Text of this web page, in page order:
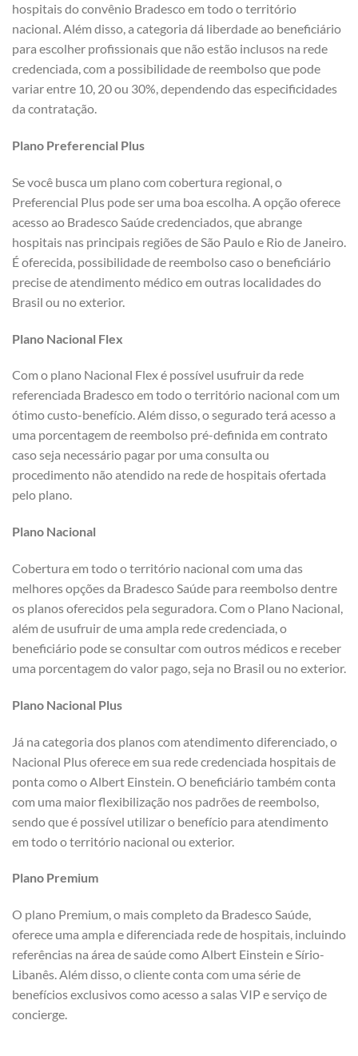
hospitais do convênio Bradesco em todo o território
nacional. Além disso, a categoria dá liberdade ao beneficiário
para escolher profissionais que não estão inclusos na rede
credenciada, com a possibilidade de reembolso que pode
variar entre 10, 20 ou 30%, dependendo das especificidades
da contratação.
Plano Preferencial Plus
Se você busca um plano com cobertura regional, o
Preferencial Plus pode ser uma boa escolha. A opção oferece
acesso ao Bradesco Saúde credenciados, que abrange
hospitais nas principais regiões de São Paulo e Rio de Janeiro.
É oferecida, possibilidade de reembolso caso o beneficiário
precise de atendimento médico em outras localidades do
Brasil ou no exterior.
Plano Nacional Flex
Com o plano Nacional Flex é possível usufruir da rede
referenciada Bradesco em todo o território nacional com um
ótimo custo-benefício. Além disso, o segurado terá acesso a
uma porcentagem de reembolso pré-definida em contrato
caso seja necessário pagar por uma consulta ou
procedimento não atendido na rede de hospitais ofertada
pelo plano.
Plano Nacional
Cobertura em todo o território nacional com uma das
melhores opções da Bradesco Saúde para reembolso dentre
os planos oferecidos pela seguradora. Com o Plano Nacional,
além de usufruir de uma ampla rede credenciada, o
beneficiário pode se consultar com outros médicos e receber
uma porcentagem do valor pago, seja no Brasil ou no exterior.
Plano Nacional Plus
Já na categoria dos planos com atendimento diferenciado, o
Nacional Plus oferece em sua rede credenciada hospitais de
ponta como o Albert Einstein. O beneficiário também conta
com uma maior flexibilização nos padrões de reembolso,
sendo que é possível utilizar o benefício para atendimento
em todo o território nacional ou exterior.
Plano Premium
O plano Premium, o mais completo da Bradesco Saúde,
oferece uma ampla e diferenciada rede de hospitais, incluindo
referências na área de saúde como Albert Einstein e Sírio-
Libanês. Além disso, o cliente conta com uma série de
benefícios exclusivos como acesso a salas VIP e serviço de
concierge.